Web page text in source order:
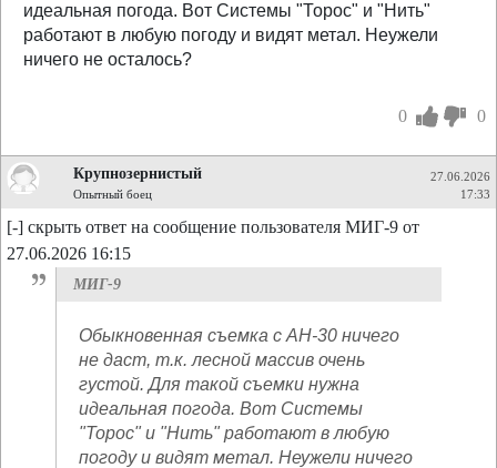
идеальная погода. Вот Системы "Торос" и "Нить"
работают в любую погоду и видят метал. Неужели
ничего не осталось?
0 0
Крупнозернистый
Опытный боец
27.06.2026
17:33
[-] скрыть ответ на сообщение пользователя МИГ-9 от
27.06.2026 16:15
МИГ-9
Обыкновенная съемка с АН-30 ничего
не даст, т.к. лесной массив очень
густой. Для такой съемки нужна
идеальная погода. Вот Системы
"Торос" и "Нить" работают в любую
погоду и видят метал. Неужели ничего